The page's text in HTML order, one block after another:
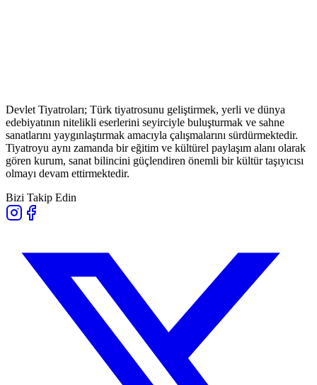
Devlet Tiyatroları; Türk tiyatrosunu geliştirmek, yerli ve dünya
edebiyatının nitelikli eserlerini seyirciyle buluşturmak ve sahne
sanatlarını yaygınlaştırmak amacıyla çalışmalarını sürdürmektedir.
Tiyatroyu aynı zamanda bir eğitim ve kültürel paylaşım alanı olarak
gören kurum, sanat bilincini güçlendiren önemli bir kültür taşıyıcısı
olmayı devam ettirmektedir.
Bizi Takip Edin